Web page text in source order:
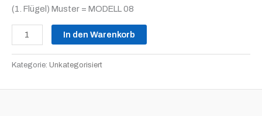
(1. Flügel) Muster = MODELL 08
In den Warenkorb
Kategorie: Unkategorisiert